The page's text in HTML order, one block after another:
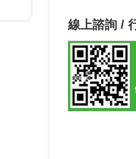
線上諮詢 /